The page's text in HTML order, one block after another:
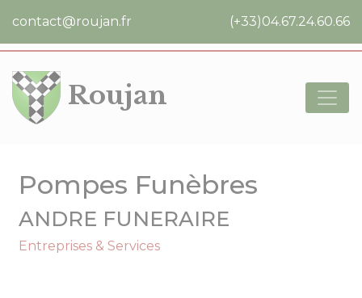
contact@roujan.fr (+33)04.67.24.60.66
Roujan
Pompes Funèbres
ANDRE FUNERAIRE
Entreprises & Services